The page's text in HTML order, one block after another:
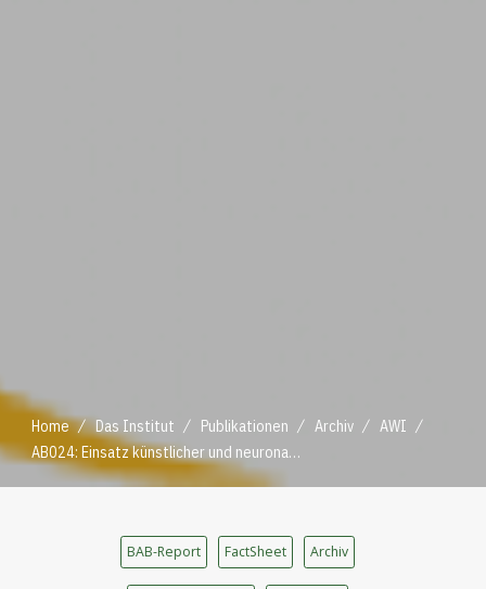
Home / Das Institut / Publikationen / Archiv / AWI /
AB024: Einsatz künstlicher und neuronaler Netze zur Extra- und Interpolation von Zeitreihen
BAB-Report FactSheet Archiv